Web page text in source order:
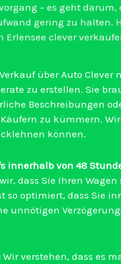
– es geht darum,
gering zu halten.
Erlensee clever
über Auto Clever
zu erstellen. Sie
Beschreibungen
zu kümmern.
können.
innerhalb von 48
dass Sie Ihren
so optimiert, dass Sie
unnötigen
Wir verstehen, dass es